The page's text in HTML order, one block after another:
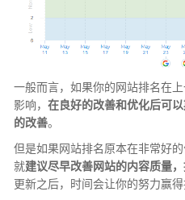
一般而言，如果你的网站排名在
影响， 在良好的改善和优化后可
的改善。
但是如果网站排名原本在非常好
就建议尽早改善网站的内容质量
更新之后，时间会让你的努力赢得